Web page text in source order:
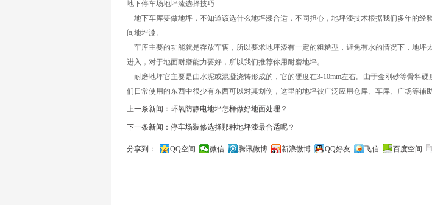
地下停车场地坪漆选择技巧
地下车库要做地坪，不知道该选什么地坪漆合适，不同担心，地坪漆技术根据我们多年的经
间地坪漆。
车库主要的功能就是存放车辆，所以要求地坪漆有一定的粗糙型，避免有水的情况下，地坪
进入，对于地面耐磨能力要好，所以我们推荐你用耐磨地坪。
耐磨地坪它主要是由水泥或混凝浇铸形成的，它的硬度在3-10mm左右。由于金刚砂等骨料硬
们日常使用的东西中很少有东西可以对其划伤，这里的地坪被广泛应用仓库、车库、广场等辅
上一条新闻：环氧防静电地坪怎样做好地面处理？
下一条新闻：停车场装修选择那种地坪漆最合适呢？
分享到： QQ空间 微信 腾讯微博 新浪微博 QQ好友 飞信 百度空间